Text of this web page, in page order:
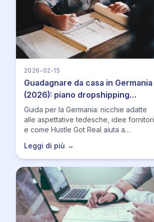
2026-02-15
Guadagnare da casa in Germania
(2026): piano dropshipping
orientato ai dettagli
Guida per la Germania: nicchie adatte
alle aspettative tedesche, idee fornitori
e come Hustle Got Real aiuta a
monitoraggio e automazione.
Leggi di più →